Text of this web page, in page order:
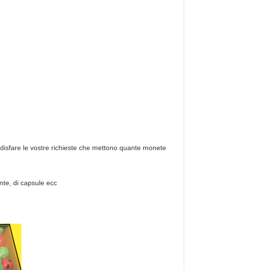
le vostre richieste che mettono quante monete
di capsule ecc